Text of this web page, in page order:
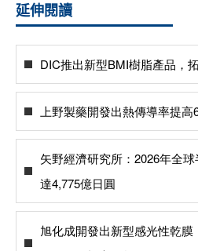
延伸閱讀
DIC推出新型BMI樹脂產品，
上野製藥開發出熱傳導率提高
矢野經濟研究所：2026年全
達4,775億日圓
旭化成開發出新型感光性乾